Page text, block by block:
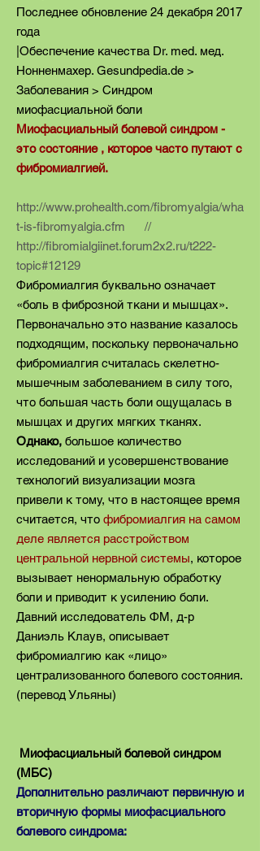
Последнее обновление 24 декабря 2017
года
|Обеспечение качества Dr. med. мед.
Нонненмахер. Gesundpedia.de >
Заболевания > Синдром
миофасциальной боли
Миофасциальный болевой синдром -
это состояние , которое часто путают с
фибромиалгией.
http://www.prohealth.com/fibromyalgia/wha
t-is-fibromyalgia.cfm //
http://fibromialgiinet.forum2x2.ru/t222-
topic#12129
Фибромиалгия буквально означает
«боль в фиброзной ткани и мышцах».
Первоначально это название казалось
подходящим, поскольку первоначально
фибромиалгия считалась скелетно-
мышечным заболеванием в силу того,
что большая часть боли ощущалась в
мышцах и других мягких тканях.
Однако, большое количество
исследований и усовершенствование
технологий визуализации мозга
привели к тому, что в настоящее время
считается, что фибромиалгия на самом
деле является расстройством
центральной нервной системы, которое
вызывает ненормальную обработку
боли и приводит к усилению боли.
Давний исследователь ФМ, д-р
Даниэль Клаув, описывает
фибромиалгию как «лицо»
централизованного болевого состояния.
(перевод Ульяны)
Миофасциальный болевой синдром
(МБС)
Дополнительно различают первичную и
вторичную формы миофасциального
болевого синдрома: